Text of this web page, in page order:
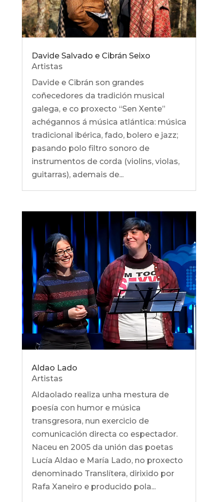
Davide Salvado e Cibrán Seixo
Artistas
Davide e Cibrán son grandes
coñecedores da tradición musical
galega, e co proxecto “Sen Xente”
achégannos á música atlántica: música
tradicional ibérica, fado, bolero e jazz;
pasando polo filtro sonoro de
instrumentos de corda (violins, violas,
guitarras), ademais de...
Aldao Lado
Artistas
Aldaolado realiza unha mestura de
poesía con humor e música
transgresora, nun exercicio de
comunicación directa co espectador.
Naceu en 2005 da unión das poetas
Lucía Aldao e María Lado, no proxecto
denominado Translítera, dirixido por
Rafa Xaneiro e producido pola...